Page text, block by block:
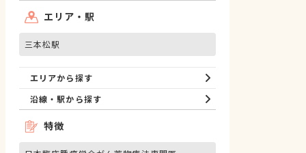
エリア・駅
三本松駅
エリアから探す
沿線・駅から探す
特徴